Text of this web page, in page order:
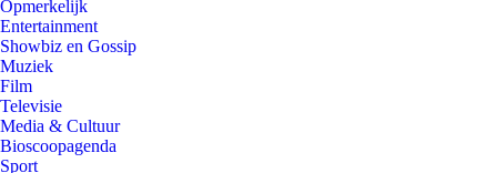
Opmerkelijk
Entertainment
Showbiz en Gossip
Muziek
Film
Televisie
Media & Cultuur
Bioscoopagenda
Sport